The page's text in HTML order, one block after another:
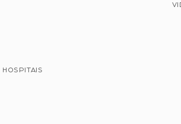
HOSPITAIS